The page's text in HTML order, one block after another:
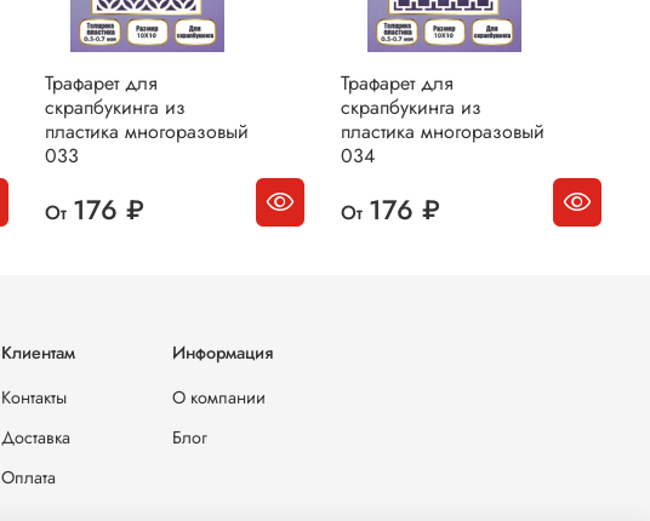
Трафарет для
скрапбукинга из
пластика многоразовый
033
От 176 ₽
Трафарет для
скрапбукинга из
пластика многоразовый
034
От 176 ₽
Клиентам
Контакты
Доставка
Оплата
Информация
О компании
Блог